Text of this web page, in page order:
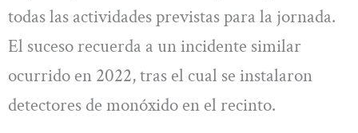
todas las actividades previstas para la jornada.
El suceso recuerda a un incidente similar
ocurrido en 2022, tras el cual se instalaron
detectores de monóxido en el recinto.